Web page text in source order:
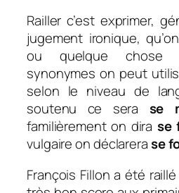
Railler c’est exprimer,
jugement ironique,
ou quelque chose
synonymes on peut
selon le niveau de
soutenu ce sera se
familièrement on dira se
vulgaire on déclarerase
François Fillon a été